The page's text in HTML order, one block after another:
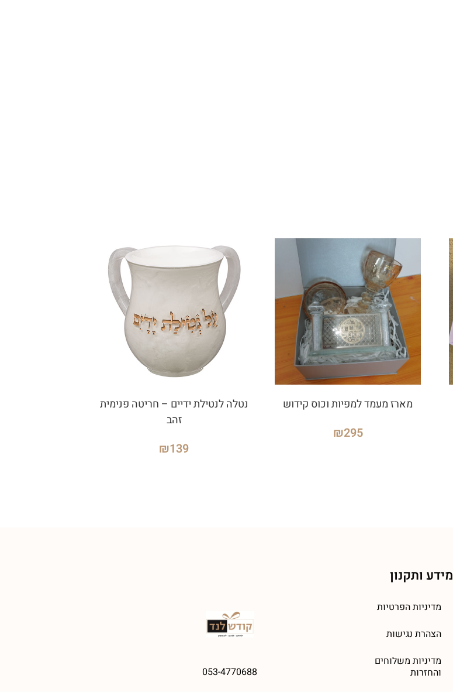
מארז מעמד למפיות וכוס קידוש
₪295
נטלה לנטילת ידיים – חריטה פנימית
זהב
₪139
מידע ותקנון
מדיניות הפרטיות
הצהרת נגישות
מדיניות משלוחים
והחזרות
053-4770688